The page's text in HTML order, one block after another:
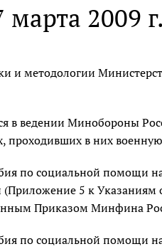
марта 2009
и методологии
в ведении Минобороны
в них
по социальной помощи
5 к
Приказом Минфина
по социальной помощи